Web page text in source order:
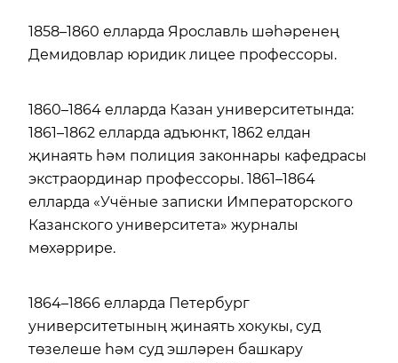
1858–1860 елларда Ярославль шәһәренең
Демидовлар юридик лицее профессоры.
1860–1864 елларда Казан университетында:
1861–1862 елларда адъюнкт, 1862 елдан
җинаять һәм полиция законнары кафедрасы
экстраординар профессоры. 1861–1864
елларда «Учёные записки Императорского
Казанского университета» журналы
мөхәррире.
1864–1866 елларда Петербург
университетының җинаять хокукы, суд
төзелеше һәм суд эшләрен башкару